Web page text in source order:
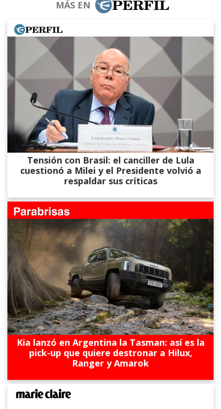
MÁS EN
Tensión con Brasil: el canciller de Lula
cuestionó a Milei y el Presidente volvió a
respaldar sus críticas
Kia lanzó en Argentina la Tasman: así es la
pick-up que quiere destronar a Hilux,
Ranger y Amarok